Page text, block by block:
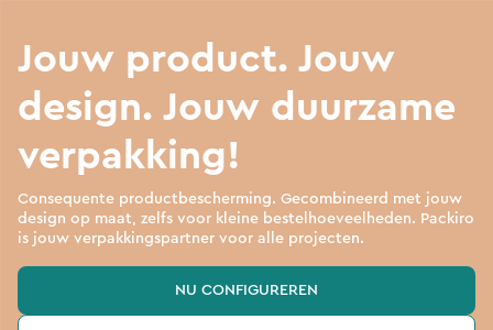
Jouw product. Jouw
design. Jouw duurzame
verpakking!
Consequente productbescherming. Gecombineerd met jouw
design op maat, zelfs voor kleine bestelhoeveelheden. Packiro
is jouw verpakkingspartner voor alle projecten.
NU CONFIGUREREN